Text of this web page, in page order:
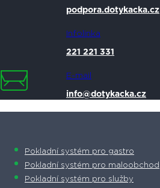
podpora.dotykacka.cz
Infolinka
221 221 331
E-mail
info@dotykacka.cz
Pokladní systém pro gastro
Pokladní systém pro maloobchod
Pokladní systém pro služby